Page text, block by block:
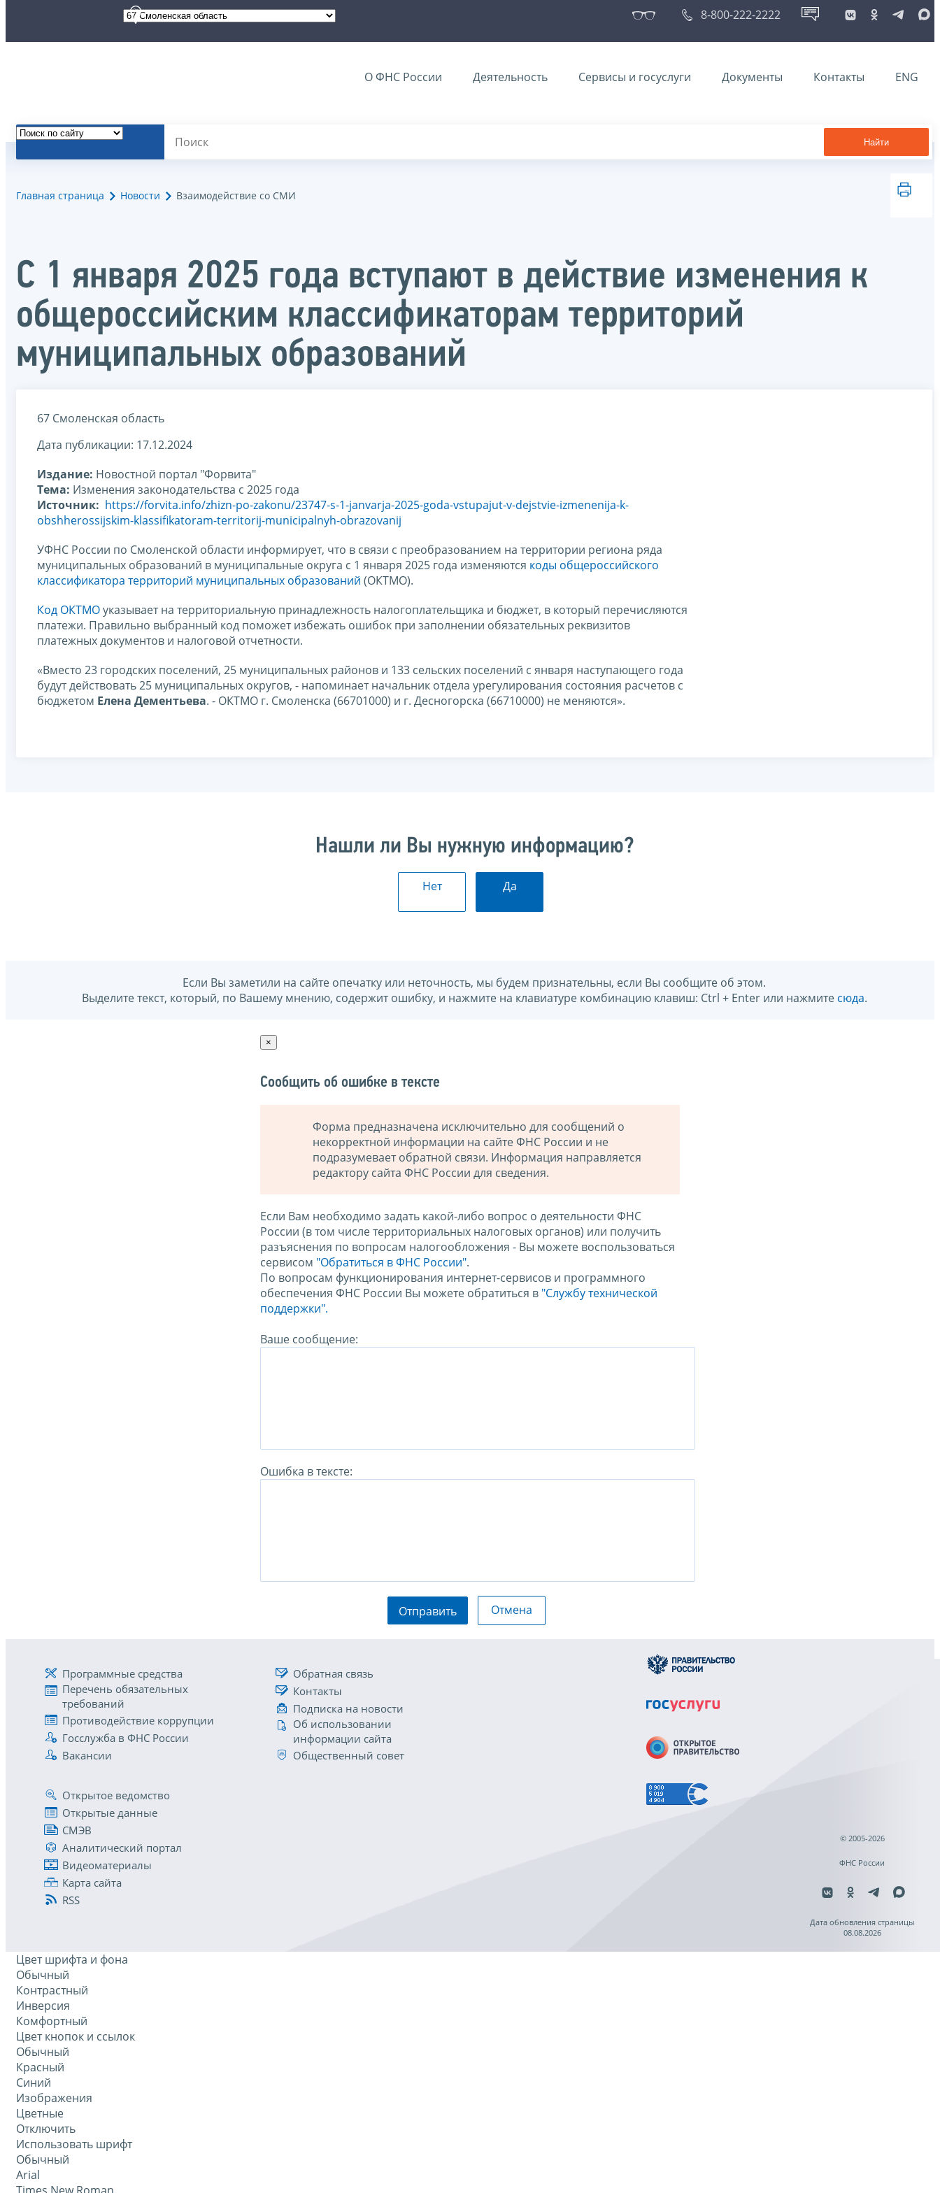
8-800-222-2222
О ФНС России Деятельность Сервисы и госуслуги Документы Контакты ENG
Найти
Главная страница Новости Взаимодействие со СМИ
С 1 января 2025 года вступают в действие изменения к
общероссийским классификаторам территорий
муниципальных образований
67 Смоленская область
Дата публикации: 17.12.2024
Издание: Новостной портал "Форвита"
Тема: Изменения законодательства с 2025 года
Источник: https://forvita.info/zhizn-po-zakonu/23747-s-1-janvarja-2025-goda-vstupajut-v-dejstvie-izmenenija-k-
obshherossijskim-klassifikatoram-territorij-municipalnyh-obrazovanij
УФНС России по Смоленской области информирует, что в связи с преобразованием на территории региона ряда
муниципальных образований в муниципальные округа с 1 января 2025 года изменяются коды общероссийского
классификатора территорий муниципальных образований (ОКТМО).
Код ОКТМОуказывает на территориальную принадлежность налогоплательщика и бюджет, в который перечисляются
платежи. Правильно выбранный код поможет избежать ошибок при заполнении обязательных реквизитов
платежных документов и налоговой отчетности.
«Вместо 23 городских поселений, 25 муниципальных районов и 133 сельских поселений с января наступающего года
будут действовать 25 муниципальных округов, - напоминает начальник отдела урегулирования состояния расчетов с
бюджетом Елена Дементьева. - ОКТМО г. Смоленска (66701000) и г. Десногорска (66710000) не меняются».
Нашли ли Вы нужную информацию?
Нет Да
Если Вы заметили на сайте опечатку или неточность, мы будем признательны, если Вы сообщите об этом.
Выделите текст, который, по Вашему мнению, содержит ошибку, и нажмите на клавиатуре комбинацию клавиш: Ctrl + Enter или нажмите сюда.
×
Сообщить об ошибке в тексте
Форма предназначена исключительно для сообщений о
некорректной информации на сайте ФНС России и не
подразумевает обратной связи. Информация направляется
редактору сайта ФНС России для сведения.
Если Вам необходимо задать какой-либо вопрос о деятельности ФНС
России (в том числе территориальных налоговых органов) или получить
разъяснения по вопросам налогообложения - Вы можете воспользоваться
сервисом "Обратиться в ФНС России".
По вопросам функционирования интернет-сервисов и программного
обеспечения ФНС России Вы можете обратиться в "Службу технической
поддержки".
Ваше сообщение:
Ошибка в тексте:
Отправить Отмена
Программные средства
Перечень обязательных
требований
Противодействие коррупции
Госслужба в ФНС России
Вакансии
Обратная связь
Контакты
Подписка на новости
Об использовании
информации сайта
Общественный совет
Открытое ведомство
Открытые данные
СМЭВ
Аналитический портал
Видеоматериалы
Карта сайта
RSS
© 2005-2026
ФНС России
Дата обновления страницы
08.08.2026
Цвет шрифта и фона
Обычный
Контрастный
Инверсия
Комфортный
Цвет кнопок и ссылок
Обычный
Красный
Синий
Изображения
Цветные
Отключить
Использовать шрифт
Обычный
Arial